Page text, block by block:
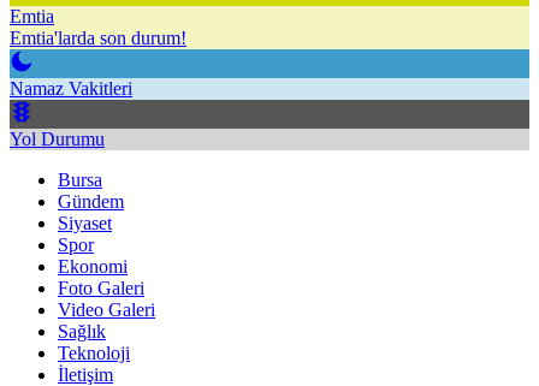
Emtia
Emtia'larda son durum!
Namaz Vakitleri
Yol Durumu
Bursa
Gündem
Siyaset
Spor
Ekonomi
Foto Galeri
Video Galeri
Sağlık
Teknoloji
İletişim